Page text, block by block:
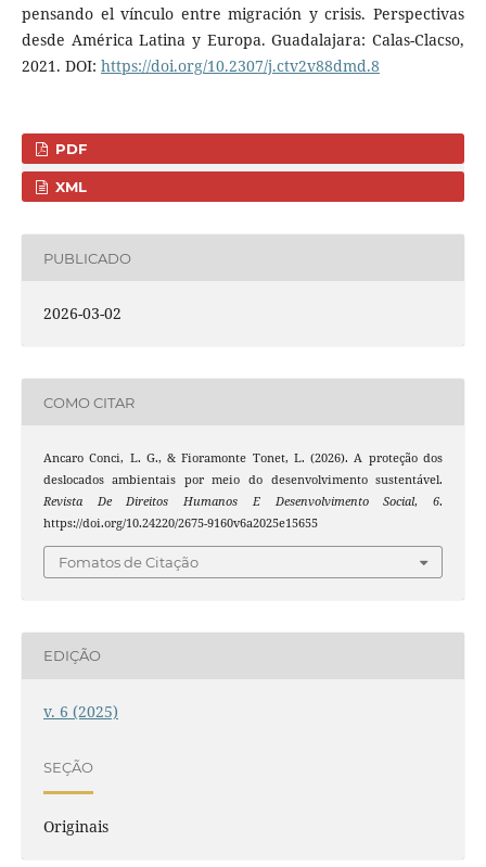
pensando el vínculo entre migración y crisis. Perspectivas
desde América Latina y Europa. Guadalajara: Calas-Clacso,
2021. DOI: https://doi.org/10.2307/j.ctv2v88dmd.8
PDF
XML
PUBLICADO
2026-03-02
COMO CITAR
Ancaro Conci, L. G., & Fioramonte Tonet, L. (2026). A proteção dos
deslocados ambientais por meio do desenvolvimento sustentável.
Revista De Direitos Humanos E Desenvolvimento Social,6.
https://doi.org/10.24220/2675-9160v6a2025e15655
Fomatos de Citação
EDIÇÃO
v. 6 (2025)
SEÇÃO
Originais